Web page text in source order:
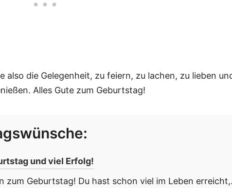
also die Gelegenheit, zu feiern, zu lachen, zu lieben
Alles Gute zum Geburtstag!
und viel Erfolg!
zum Geburtstag! Du hast schon viel im Leben